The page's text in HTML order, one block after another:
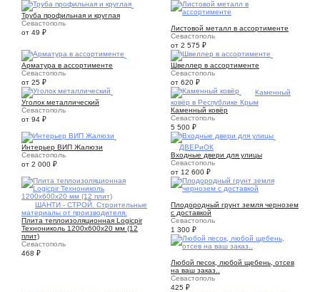
Труба профильная и круглая
Севастополь
от 49 ₽
Листовой металл в ассортименте
Севастополь
от 2 575 ₽
Арматура в ассортименте
Севастополь
от 25 ₽
Швеллер в ассортименте
Севастополь
от 620 ₽
Уголок металлический
Севастополь
от 94 ₽
Каменный
ковёр в Республике Крым
Каменный ковёр
Севастополь
5 500 ₽
Интерьер ВИП Жалюзи
Севастополь
от 2 000 ₽
ДВЕРиОК
Входные двери для улицы
Севастополь
от 12 600 ₽
ШАНТИ - СТРОЙ. Строительные
материалы от производителя.
Плита теплоизоляционная Logicpir
Технониколь 1200х600х20 мм (12
плит)
Севастополь
468 ₽
Плодородный грунт земля чернозем
с доставкой
Севастополь
1 300 ₽
Любой песок, любой щебень, отсев
на ваш заказ..
Севастополь
425 ₽